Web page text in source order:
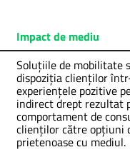
Impact de mediu
Soluțiile de mobilitate
dispoziția clienților
experiențele pozitive
indirect drept rezultat
comportament de
clienților către opțiuni
prietenoase cu mediul.